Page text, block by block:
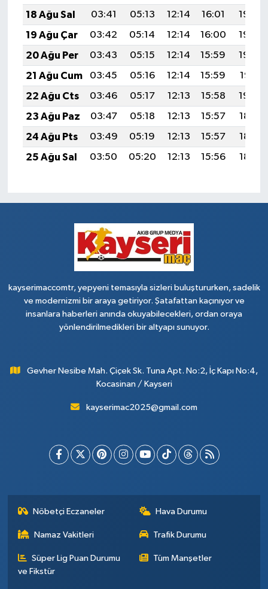
18 Ağu Sal
03:41 05:13 12:14 16:01
19:05
19 Ağu Çar
03:42 05:14 12:14 16:00
19:04
20 Ağu Per
03:43 05:15 12:14 15:59
19:03
21 Ağu Cum
03:45 05:16 12:14 15:59
19:01
22 Ağu Cts
03:46 05:17 12:13 15:58
19:00
23 Ağu Paz
03:47 05:18 12:13 15:57
18:58
24 Ağu Pts
03:49 05:19 12:13 15:57
18:57
25 Ağu Sal
03:50 05:20 12:13 15:56 18:55
kayserimaccomtr, yepyeni temasıyla sizleri buluştururken, sadelik
ve modernizmi bir araya getiriyor. Şatafattan kaçınıyor ve
insanlara haberleri anında okuyabilecekleri, ordan oraya
yönlendirilmedikleri bir altyapı sunuyor.
Gevher Nesibe Mah. Çiçek Sk. Tuna Apt. No:2, İç Kapı No:4,
Kocasinan / Kayseri
kayserimac2025@gmail.com
Nöbetçi Eczaneler Hava Durumu
Namaz Vakitleri Trafik Durumu
Süper Lig Puan Durumu
ve Fikstür
Tüm Manşetler